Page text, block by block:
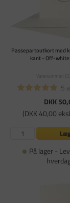
Passepartoutkort med
kant - Off-
Varenummer:
5
DKK
(DKK 40,00
På lager -